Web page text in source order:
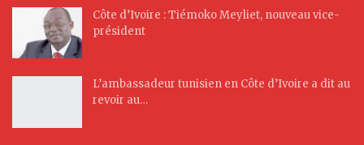
Côte d’Ivoire : Tiémoko Meyliet, nouveau vice-
président
L’ambassadeur tunisien en Côte d’Ivoire a dit au
revoir au…